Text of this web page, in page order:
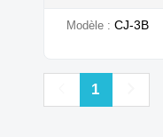
Modèle CJ-3B
Précédent
1